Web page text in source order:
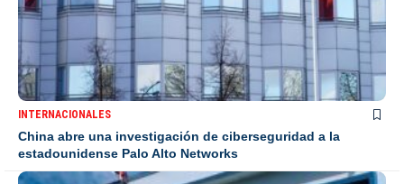
INTERNACIONALES
China abre una investigación de ciberseguridad a la
estadounidense Palo Alto Networks